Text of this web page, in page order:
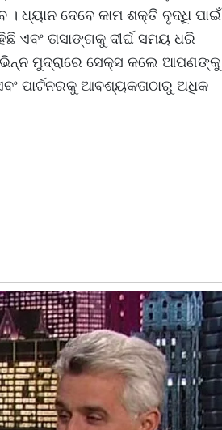
ଧ୍ୟାନ ଦେବେ କାମ ଶକ୍ତି ବୃଦ୍ଧି ପାଇଁ
ତାସାଙ୍ଗକୁ ଦୀର୍ଘ ସମୟ ଧରି
ମୁଦ୍ରାରେ ସେକ୍ସ କଲେ ଆପଣଙ୍କୁ
ପାର୍ଟନରକୁ ଆବଶ୍ୟକତାଠାରୁ ଅଧିକ